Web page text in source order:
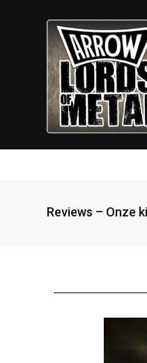
Reviews – Onze